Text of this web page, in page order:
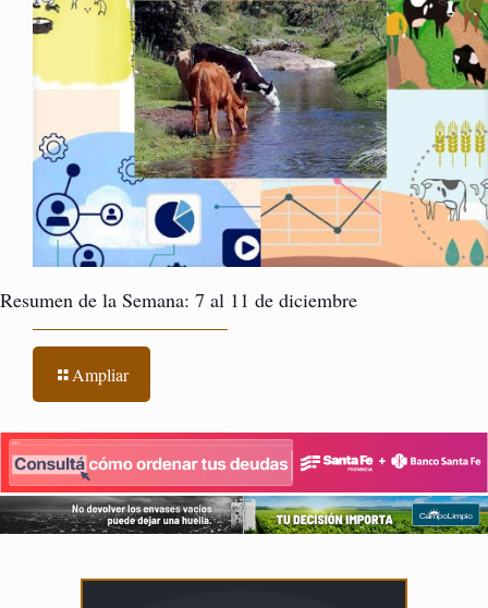
Resumen de la Semana: 7 al 11 de diciembre
Ampliar